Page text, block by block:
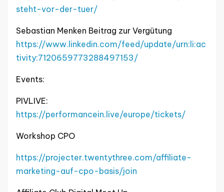
steht-vor-der-tuer/
Sebastian Menken Beitrag zur Vergütung
https://www.linkedin.com/feed/update/urn:li:ac
tivity:7120659773288497153/
Events:
PIVLIVE:
https://performancein.live/europe/tickets/
Workshop CPO
https://projecter.twentythree.com/affiliate-
marketing-auf-cpo-basis/join